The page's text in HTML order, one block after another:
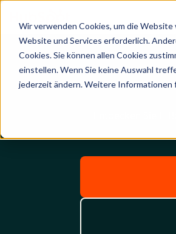
Wir verwenden Cookies, um die
Website und Services erforderlich.
Cookies. Sie können allen Cookies
einstellen. Wenn Sie keine Auswahl
jederzeit ändern. Weitere Informationen
Entdecken Sie